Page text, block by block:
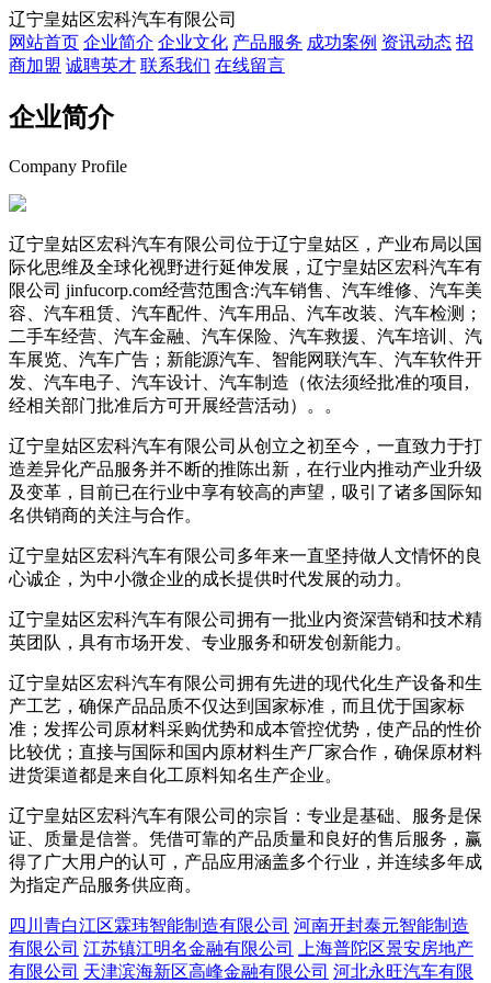
辽宁皇姑区宏科汽车有限公司
网站首页 企业简介 企业文化 产品服务 成功案例 资讯动态 招
商加盟 诚聘英才 联系我们 在线留言
企业简介
Company Profile
辽宁皇姑区宏科汽车有限公司位于辽宁皇姑区，产业布局以国
际化思维及全球化视野进行延伸发展，辽宁皇姑区宏科汽车有
限公司 jinfucorp.com经营范围含:汽车销售、汽车维修、汽车美
容、汽车租赁、汽车配件、汽车用品、汽车改装、汽车检测；
二手车经营、汽车金融、汽车保险、汽车救援、汽车培训、汽
车展览、汽车广告；新能源汽车、智能网联汽车、汽车软件开
发、汽车电子、汽车设计、汽车制造（依法须经批准的项目,
经相关部门批准后方可开展经营活动）。。
辽宁皇姑区宏科汽车有限公司从创立之初至今，一直致力于打
造差异化产品服务并不断的推陈出新，在行业内推动产业升级
及变革，目前已在行业中享有较高的声望，吸引了诸多国际知
名供销商的关注与合作。
辽宁皇姑区宏科汽车有限公司多年来一直坚持做人文情怀的良
心诚企，为中小微企业的成长提供时代发展的动力。
辽宁皇姑区宏科汽车有限公司拥有一批业内资深营销和技术精
英团队，具有市场开发、专业服务和研发创新能力。
辽宁皇姑区宏科汽车有限公司拥有先进的现代化生产设备和生
产工艺，确保产品品质不仅达到国家标准，而且优于国家标
准；发挥公司原材料采购优势和成本管控优势，使产品的性价
比较优；直接与国际和国内原材料生产厂家合作，确保原材料
进货渠道都是来自化工原料知名生产企业。
辽宁皇姑区宏科汽车有限公司的宗旨：专业是基础、服务是保
证、质量是信誉。凭借可靠的产品质量和良好的售后服务，赢
得了广大用户的认可，产品应用涵盖多个行业，并连续多年成
为指定产品服务供应商。
四川青白江区霖玮智能制造有限公司 河南开封泰元智能制造
有限公司 江苏镇江明名金融有限公司
上海普陀区景安房地产
有限公司 天津滨海新区高峰金融有限公司 河北永旺汽车有限